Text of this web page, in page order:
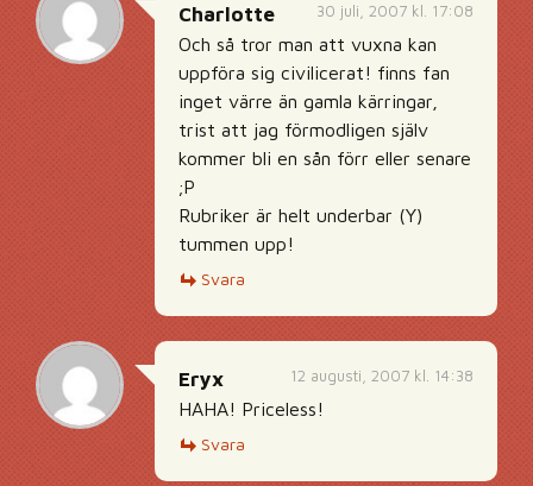
30 juli, 2007 kl. 17:08
Charlotte
Och så tror man att vuxna kan
uppföra sig civilicerat! finns fan
inget värre än gamla kärringar,
trist att jag förmodligen själv
kommer bli en sån förr eller senare
;P
Rubriker är helt underbar (Y)
tummen upp!
Svara
12 augusti, 2007 kl. 14:38
Eryx
HAHA! Priceless!
Svara